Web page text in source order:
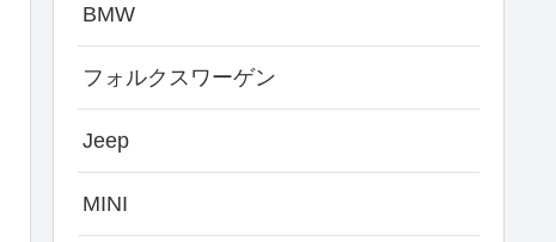
BMW
フォルクスワーゲン
Jeep
MINI